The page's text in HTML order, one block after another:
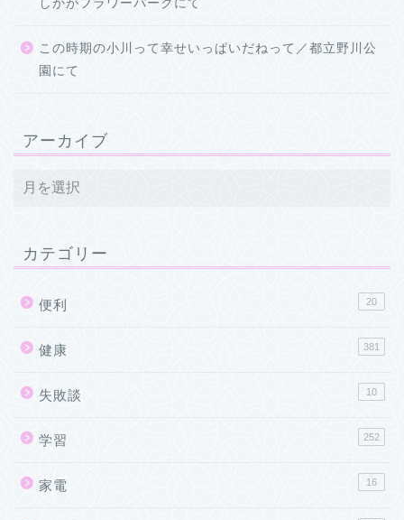
しかがフラワーパークにて
この時期の小川って幸せいっぱいだねって／都立野川公
園にて
アーカイブ
カテゴリー
便利 20
健康 381
失敗談 10
学習 252
家電 16